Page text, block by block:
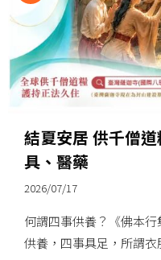
結夏安居 供千僧
具、醫藥
2026/07/17
何謂四事供養？《佛本
供養，四事具足，所謂